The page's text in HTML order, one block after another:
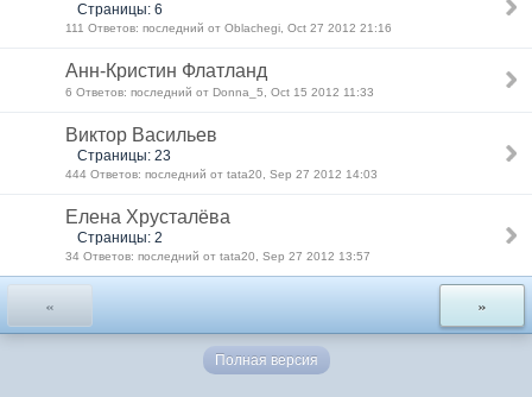
Страницы: 6
111 Ответов: последний от Oblachegi, Oct 27 2012 21:16
Анн-Кристин Флатланд
6 Ответов: последний от Donna_5, Oct 15 2012 11:33
Виктор Васильев
Страницы: 23
444 Ответов: последний от tata20, Sep 27 2012 14:03
Елена Хрусталёва
Страницы: 2
34 Ответов: последний от tata20, Sep 27 2012 13:57
« »
Полная версия